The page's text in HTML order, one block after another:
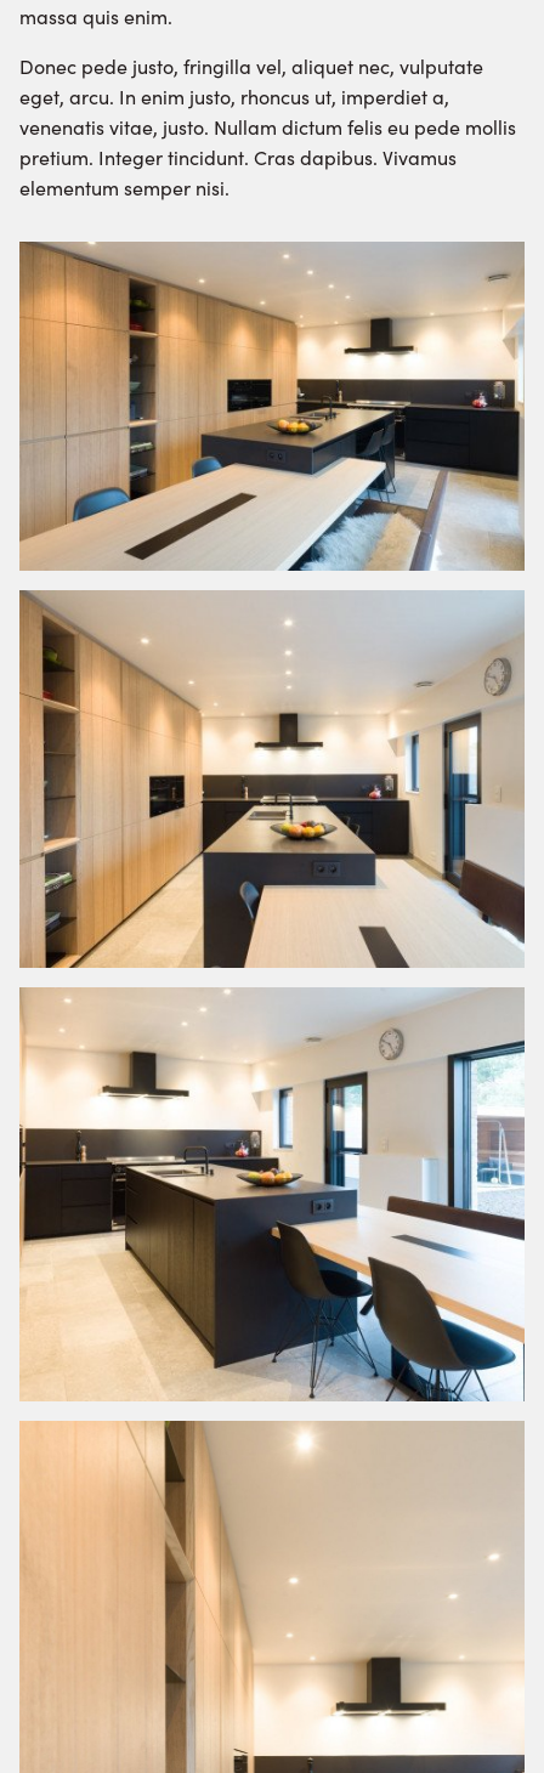
massa quis enim.
Donec pede justo, fringilla vel, aliquet nec, vulputate
eget, arcu. In enim justo, rhoncus ut, imperdiet a,
venenatis vitae, justo. Nullam dictum felis eu pede mollis
pretium. Integer tincidunt. Cras dapibus. Vivamus
elementum semper nisi.